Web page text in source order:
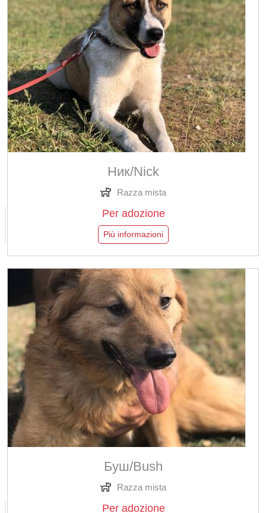
Ник/Nick
Razza mista
Per adozione
Più informazioni
Буш/Bush
Razza mista
Per adozione